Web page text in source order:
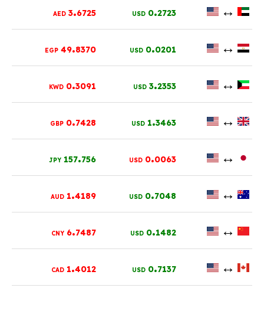
↔
0.2723
USD
3.6725
AED
↔
0.0201
USD
49.8370
EGP
↔
3.2353
USD
0.3091
KWD
↔
1.3463
USD
0.7428
GBP
↔
0.0063
USD
157.756
JPY
↔
0.7048
USD
1.4189
AUD
↔
0.1482
USD
6.7487
CNY
↔
0.7137
USD
1.4012
CAD